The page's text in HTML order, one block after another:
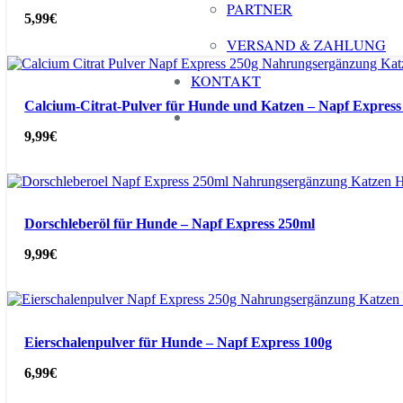
PARTNER
VERSAND & ZAHLUNG
KONTAKT
5,99€
Calcium-Citrat-Pulver für Hunde und Katzen – Napf Express
9,99€
Dorschleberöl für Hunde – Napf Express 250ml
9,99€
Eierschalenpulver für Hunde – Napf Express 100g
6,99€